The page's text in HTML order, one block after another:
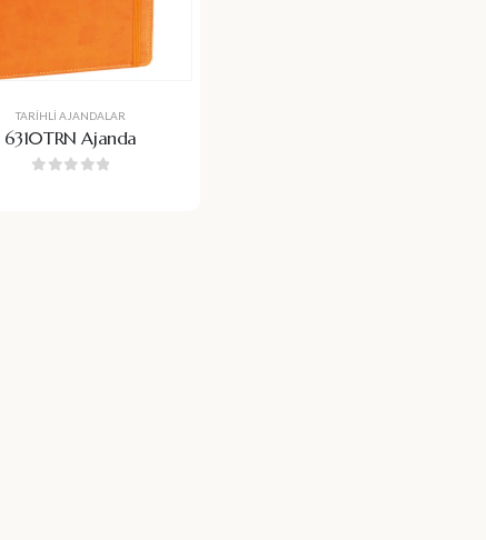
TARIHLI AJANDALAR
6310TRN Ajanda